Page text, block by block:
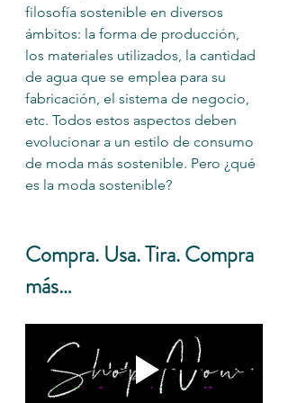
filosofía sostenible en diversos
ámbitos: la forma de producción,
los materiales utilizados, la cantidad
de agua que se emplea para su
fabricación, el sistema de negocio,
etc. Todos estos aspectos deben
evolucionar a un estilo de consumo
de moda más sostenible. Pero ¿qué
es la moda sostenible?
Compra. Usa. Tira. Compra
más…